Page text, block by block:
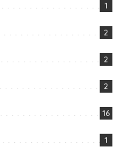
1
2
2
2
16
1